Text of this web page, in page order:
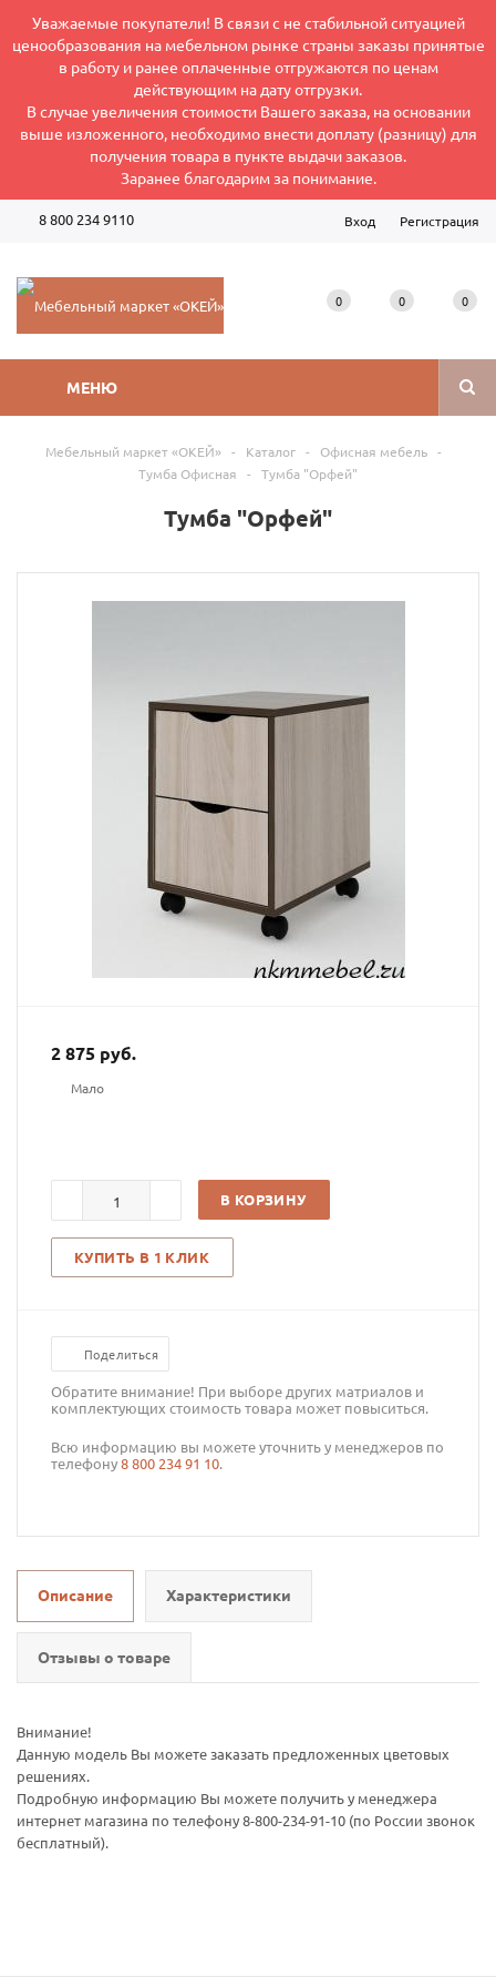
Уважаемые покупатели! В связи с не стабильной ситуацией
ценообразования на мебельном рынке страны заказы принятые
в работу и ранее оплаченные отгружаются по ценам
действующим на дату отгрузки.
В случае увеличения стоимости Вашего заказа, на основании
выше изложенного, необходимо внести доплату (разницу) для
получения товара в пункте выдачи заказов.
Заранее благодарим за понимание.
8 800 234 9110 Вход Регистрация
МЕНЮ
0 0 0
Мебельный маркет «ОКЕЙ» - Каталог - Офисная мебель -
Тумба Офисная
- Тумба "Орфей"
Тумба "Орфей"
2 875 руб.
Мало
В КОРЗИНУ
КУПИТЬ В 1 КЛИК
Поделиться
Обратите внимание! При выборе других матриалов и
комплектующих стоимость товара может повыситься.
Всю информацию вы можете уточнить у менеджеров по
телефону8 800 234 91 10.
Описание Характеристики
Отзывы о товаре
Внимание!
Данную модель Вы можете заказать предложенных цветовых
решениях.
Подробную информацию Вы можете получить у менеджера
интернет магазина по телефону 8-800-234-91-10 (по России звонок
бесплатный).